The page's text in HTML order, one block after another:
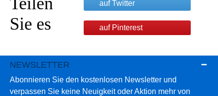
Sie es
auf Twitter
auf Pinterest
NEWSLETTER
Abonnieren Sie den kostenlosen Newsletter und
verpassen Sie keine Neuigkeit oder Aktion mehr von